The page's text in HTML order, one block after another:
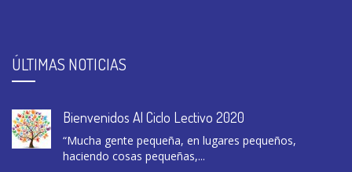
ÚLTIMAS NOTICIAS
Bienvenidos Al Ciclo Lectivo 2020
“Mucha gente pequeña, en lugares pequeños,
haciendo cosas pequeñas,...